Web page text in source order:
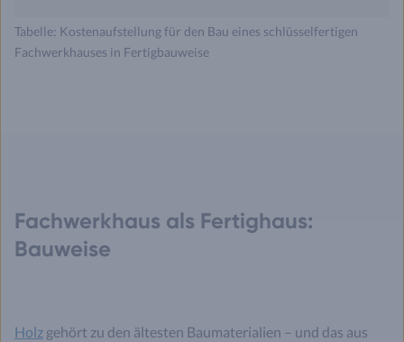
Tabelle: Kostenaufstellung für den Bau eines schlüsselfertigen
Fachwerkhauses in Fertigbauweise
Fachwerkhaus als Fertighaus:
Bauweise
Holz gehört zu den ältesten Baumaterialien – und das aus